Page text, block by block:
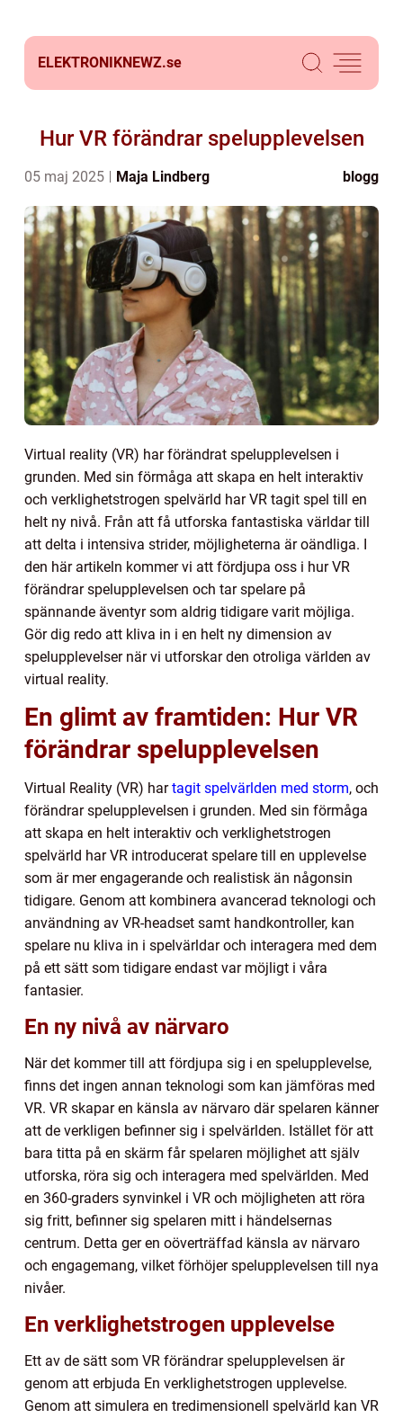
ELEKTRONIKNEWZ.se
Hur VR förändrar spelupplevelsen
05 maj 2025 Maja Lindberg blogg
Virtual reality (VR) har förändrat spelupplevelsen i
grunden. Med sin förmåga att skapa en helt interaktiv
och verklighetstrogen spelvärld har VR tagit spel till en
helt ny nivå. Från att få utforska fantastiska världar till
att delta i intensiva strider, möjligheterna är oändliga. I
den här artikeln kommer vi att fördjupa oss i hur VR
förändrar spelupplevelsen och tar spelare på
spännande äventyr som aldrig tidigare varit möjliga.
Gör dig redo att kliva in i en helt ny dimension av
spelupplevelser när vi utforskar den otroliga världen av
virtual reality.
En glimt av framtiden: Hur VR
förändrar spelupplevelsen
Virtual Reality (VR) hartagit spelvärlden med storm, och
förändrar spelupplevelsen i grunden. Med sin förmåga
att skapa en helt interaktiv och verklighetstrogen
spelvärld har VR introducerat spelare till en upplevelse
som är mer engagerande och realistisk än någonsin
tidigare. Genom att kombinera avancerad teknologi och
användning av VR-headset samt handkontroller, kan
spelare nu kliva in i spelvärldar och interagera med dem
på ett sätt som tidigare endast var möjligt i våra
fantasier.
En ny nivå av närvaro
När det kommer till att fördjupa sig i en spelupplevelse,
finns det ingen annan teknologi som kan jämföras med
VR. VR skapar en känsla av närvaro där spelaren känner
att de verkligen befinner sig i spelvärlden. Istället för att
bara titta på en skärm får spelaren möjlighet att själv
utforska, röra sig och interagera med spelvärlden. Med
en 360-graders synvinkel i VR och möjligheten att röra
sig fritt, befinner sig spelaren mitt i händelsernas
centrum. Detta ger en oöverträffad känsla av närvaro
och engagemang, vilket förhöjer spelupplevelsen till nya
nivåer.
En verklighetstrogen upplevelse
Ett av de sätt som VR förändrar spelupplevelsen är
genom att erbjuda En verklighetstrogen upplevelse.
Genom att simulera en tredimensionell spelvärld kan VR